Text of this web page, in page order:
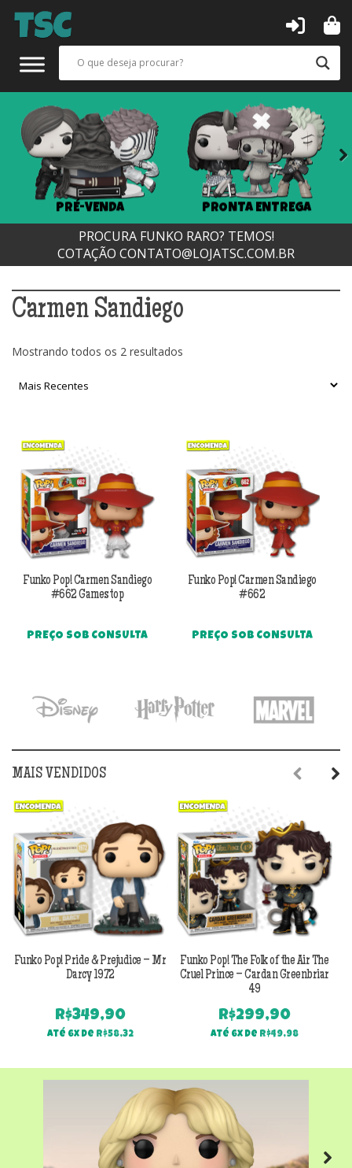
PRÉ-VENDA PRONTA ENTREGA
PROCURA FUNKO RARO? TEMOS!
COTAÇÃO CONTATO@LOJATSC.COM.BR
Carmen Sandiego
Mostrando todos os 2 resultados
Funko Pop! Carmen Sandiego
#662 Gamestop
PREÇO SOB CONSULTA
Funko Pop! Carmen Sandiego
#662
PREÇO SOB CONSULTA
MAIS VENDIDOS
Funko Pop! Pride & Prejudice – Mr
Darcy 1972
R$349,90
Até 6x de R$58,32
Funko Pop! The Folk of the Air The
Cruel Prince – Cardan Greenbriar
49
R$299,90
Até 6x de R$49,98